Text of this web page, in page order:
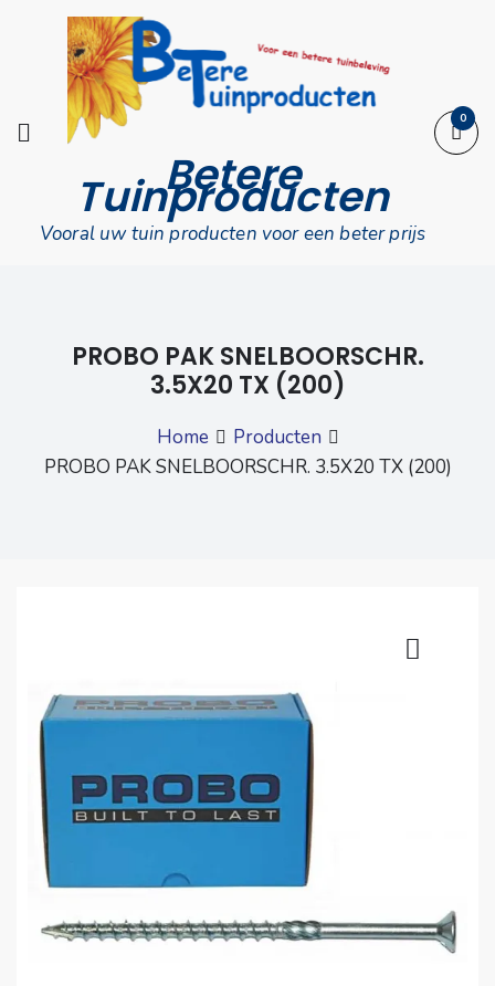
Betere
Tuinproducten
Vooral uw tuin producten voor een beter prijs
0
PROBO PAK SNELBOORSCHR.
3.5X20 TX (200)
Home
Producten
PROBO PAK SNELBOORSCHR. 3.5X20 TX (200)